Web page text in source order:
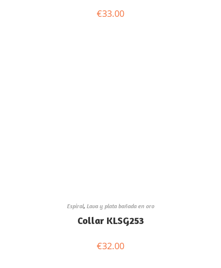
€33.00
Espiral, Lava y plata bañada en oro
Collar KLSG253
€32.00